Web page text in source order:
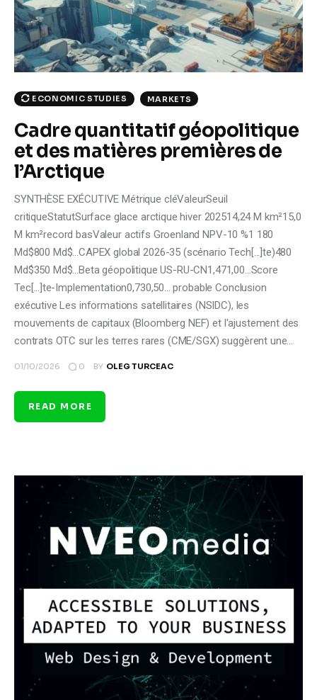
Climate
Markets
Shop
ECONOMIC STUDIES MARKETS
Cadre quantitatif géopolitique
et des matières premières de
l’Arctique
SYNTHÈSE EXÉCUTIVE Métrique cléValeurSeuil
critiqueStatutSurface glace arctique hiver 202514,24 M km²15,0
M km²record basValeur actifs Groenland NPV-10 %1 180
Md$800 Md$...CAPEX global 2026-35 (scénario Tech[...]te)480
Md$350 Md$...Beta géopolitique US-RU-CN1,471,00...Score
Tec[...]te-Implementation0,730,50... probable Conclusion
exécutive Les informations satellitaires (NSIDC), les
mouvements de capitaux (Bloomberg NEF) et l'ajustement des
contrats OTC sur les terres rares (CME/SGX) suggèrent une…
01/10/2026 0 BY OLEG TURCEAC
READ MORE